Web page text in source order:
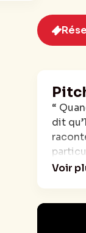
“
dit
Sauf
Voir